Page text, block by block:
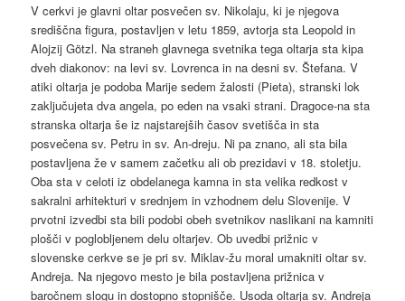
V cerkvi je glavni oltar posvečen sv. Nikolaju, ki je njegova
središčna figura, postavljen v letu 1859, avtorja sta Leopold in
Alojzij Götzl. Na straneh glavnega svetnika tega oltarja sta kipa
dveh diakonov: na levi sv. Lovrenca in na desni sv. Štefana. V
atiki oltarja je podoba Marije sedem žalosti (Pieta), stranski lok
zaključujeta dva angela, po eden na vsaki strani. Dragoce-na sta
stranska oltarja še iz najstarejših časov svetišča in sta
posvečena sv. Petru in sv. An-dreju. Ni pa znano, ali sta bila
postavljena že v samem začetku ali ob prezidavi v 18. stoletju.
Oba sta v celoti iz obdelanega kamna in sta velika redkost v
sakralni arhitekturi v srednjem in vzhodnem delu Slovenije. V
prvotni izvedbi sta bili podobi obeh svetnikov naslikani na kamniti
plošči v poglobljenem delu oltarjev. Ob uvedbi prižnic v
slovenske cerkve se je pri sv. Miklav-žu moral umakniti oltar sv.
Andreja. Na njegovo mesto je bila postavljena prižnica v
baročnem slogu in dostopno stopnišče. Usoda oltarja sv. Andreja